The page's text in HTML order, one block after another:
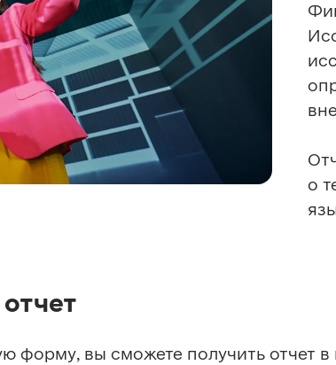
о
форму, вы сможете получить отчет в